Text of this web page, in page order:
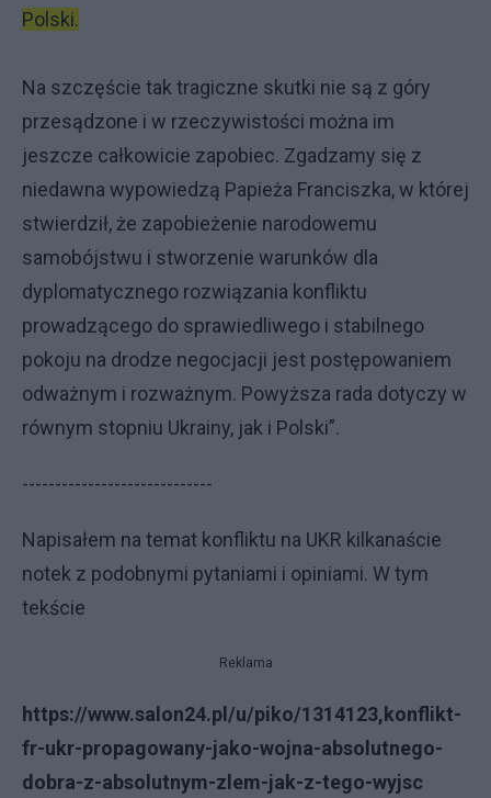
Polski.
Na szczęście tak tragiczne skutki nie są z góry
przesądzone i w rzeczywistości można im
jeszcze całkowicie zapobiec. Zgadzamy się z
niedawna wypowiedzą Papieża Franciszka, w której
stwierdził, że zapobieżenie narodowemu
samobójstwu i stworzenie warunków dla
dyplomatycznego rozwiązania konfliktu
prowadzącego do sprawiedliwego i stabilnego
pokoju na drodze negocjacji jest postępowaniem
odważnym i rozważnym. Powyższa rada dotyczy w
równym stopniu Ukrainy, jak i Polski”.
-----------------------------
Napisałem na temat konfliktu na UKR kilkanaście
notek z podobnymi pytaniami i opiniami. W tym
tekście
Reklama
https://www.salon24.pl/u/piko/1314123,konflikt-
fr-ukr-propagowany-jako-wojna-absolutnego-
dobra-z-absolutnym-zlem-jak-z-tego-wyjsc